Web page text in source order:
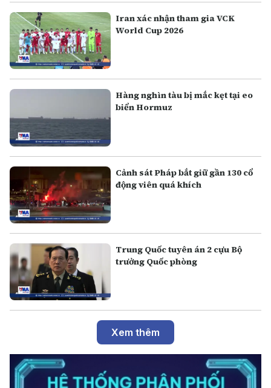
Iran xác nhận tham gia VCK
World Cup 2026
Hàng nghìn tàu bị mắc kẹt tại eo
biển Hormuz
Cảnh sát Pháp bắt giữ gần 130 cổ
động viên quá khích
Trung Quốc tuyên án 2 cựu Bộ
trưởng Quốc phòng
Xem thêm